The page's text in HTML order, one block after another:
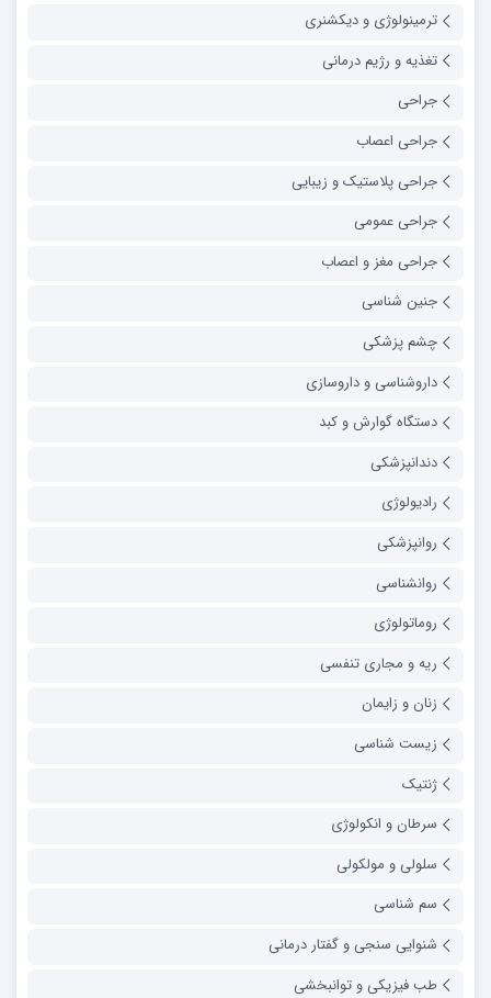
ترمینولوژی و دیکشنری
تغذیه و رژیم درمانی
جراحی
جراحی اعصاب
جراحی پلاستیک و زیبایی
جراحی عمومی
جراحی مغز و اعصاب
جنین شناسی
چشم پزشکی
داروشناسی و داروسازی
دستگاه گوارش و کبد
دندانپزشکی
رادیولوژی
روانپزشکی
روانشناسی
روماتولوژی
ریه و مجاری تنفسی
زنان و زایمان
زیست شناسی
ژنتیک
سرطان و انکولوژی
سلولی و مولکولی
سم شناسی
شنوایی سنجی و گفتار درمانی
طب فیزیکی و توانبخشی